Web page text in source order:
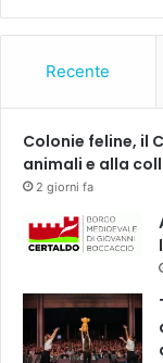
Recente
Colonie feline, il
animali e alla
2 giorni fa